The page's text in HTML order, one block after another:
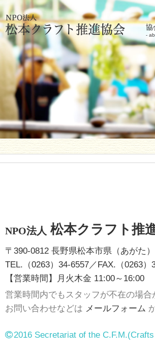
協
NPO法人 松本クラフト推
〒390-0812 長野県松本市県（あがた
TEL.（0263）34-6557／FAX.（0263）
【営業時間】月火木金 11:00～16:00
営業時間内でもスタッフが不在の場合
お問い合わせなどは メールフォーム
2016 Secretariat of the C.F.M.